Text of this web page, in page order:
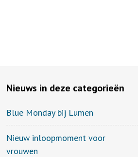
Nieuws in deze categorieën
Blue Monday bij Lumen
Nieuw inloopmoment voor
vrouwen